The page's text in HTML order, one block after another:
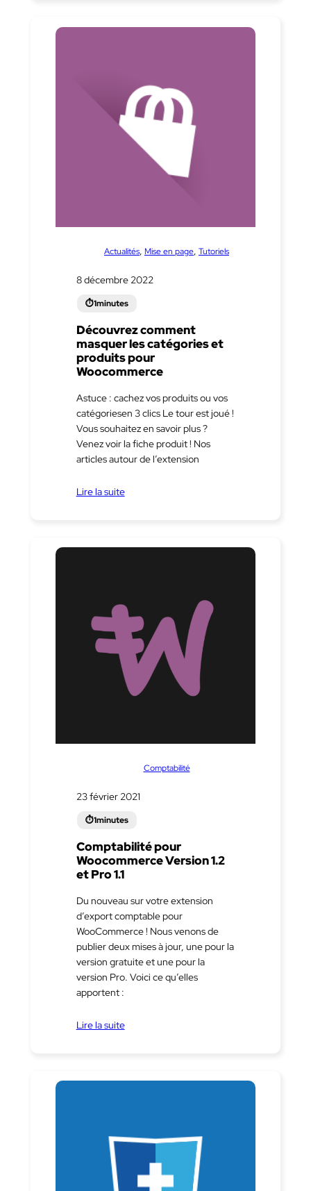
Actualités Mise en page Tutoriels
8 décembre 2022
Découvrez comment
masquer les catégories et
produits pour
Woocommerce
Astuce : cachez vos produits ou vos
catégoriesen 3 clics Le tour est joué !
Vous souhaitez en savoir plus ?
Venez voir la fiche produit ! Nos
articles autour de l’extension
Lire la suite
Comptabilité
23 février 2021
Comptabilité pour
Woocommerce Version 1.2
et Pro 1.1
Du nouveau sur votre extension
d’export comptable pour
WooCommerce ! Nous venons de
publier deux mises à jour, une pour la
version gratuite et une pour la
version Pro. Voici ce qu’elles
apportent :
Lire la suite